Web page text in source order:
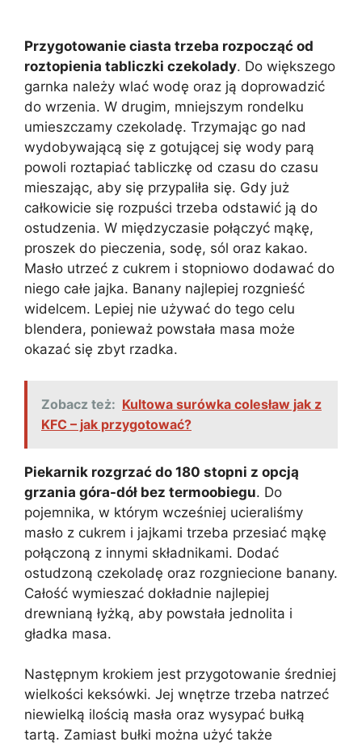
Przygotowanie ciasta trzeba rozpocząć od
roztopienia tabliczki czekolady. Do większego
garnka należy wlać wodę oraz ją doprowadzić
do wrzenia. W drugim, mniejszym rondelku
umieszczamy czekoladę. Trzymając go nad
wydobywającą się z gotującej się wody parą
powoli roztapiać tabliczkę od czasu do czasu
mieszając, aby się przypaliła się. Gdy już
całkowicie się rozpuści trzeba odstawić ją do
ostudzenia. W międzyczasie połączyć mąkę,
proszek do pieczenia, sodę, sól oraz kakao.
Masło utrzeć z cukrem i stopniowo dodawać do
niego całe jajka. Banany najlepiej rozgnieść
widelcem. Lepiej nie używać do tego celu
blendera, ponieważ powstała masa może
okazać się zbyt rzadka.
Zobacz też: Kultowa surówka colesław jak z
KFC – jak przygotować?
Piekarnik rozgrzać do 180 stopni z opcją
grzania góra-dół bez termoobiegu. Do
pojemnika, w którym wcześniej ucieraliśmy
masło z cukrem i jajkami trzeba przesiać mąkę
połączoną z innymi składnikami. Dodać
ostudzoną czekoladę oraz rozgniecione banany.
Całość wymieszać dokładnie najlepiej
drewnianą łyżką, aby powstała jednolita i
gładka masa.
Następnym krokiem jest przygotowanie średniej
wielkości keksówki. Jej wnętrze trzeba natrzeć
niewielką ilością masła oraz wysypać bułką
tartą. Zamiast bułki można użyć także